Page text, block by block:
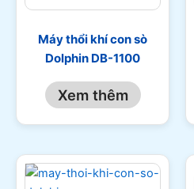
Máy thổi khí con sò
Dolphin DB-1100
Xem thêm